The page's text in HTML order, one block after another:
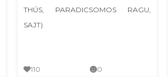
THÚS, PARADICSOMOS RAGU,
SAJT)
110 0